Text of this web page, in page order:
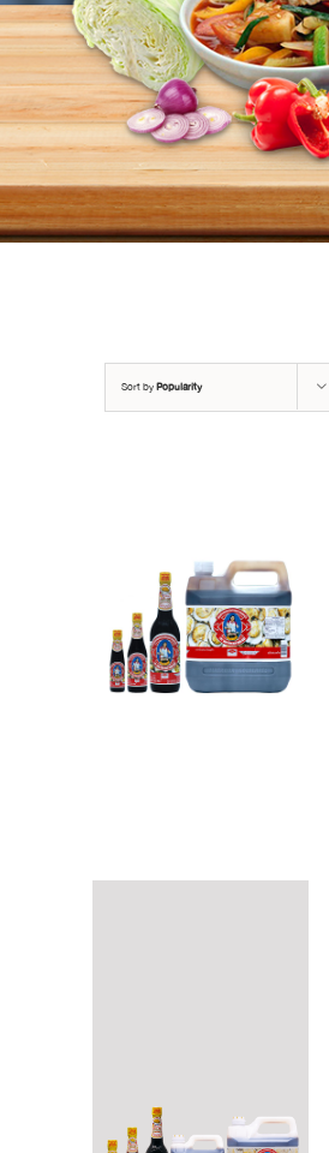
Sort byPopularity